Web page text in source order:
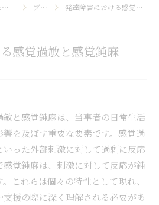
大阪市の心療内科ならたかはしクリニック ブログ 発達障害における感覚過敏と感覚鈍麻
感覚過敏と感覚鈍麻
と感覚鈍麻は、当事者の日常生活
を及ぼす重要な要素です。感覚過
った外部刺激に対して過剰に反応
覚鈍麻は、刺激に対して反応が鈍
これらは個々の特性として現れ、
援の際に深く理解される必要があ